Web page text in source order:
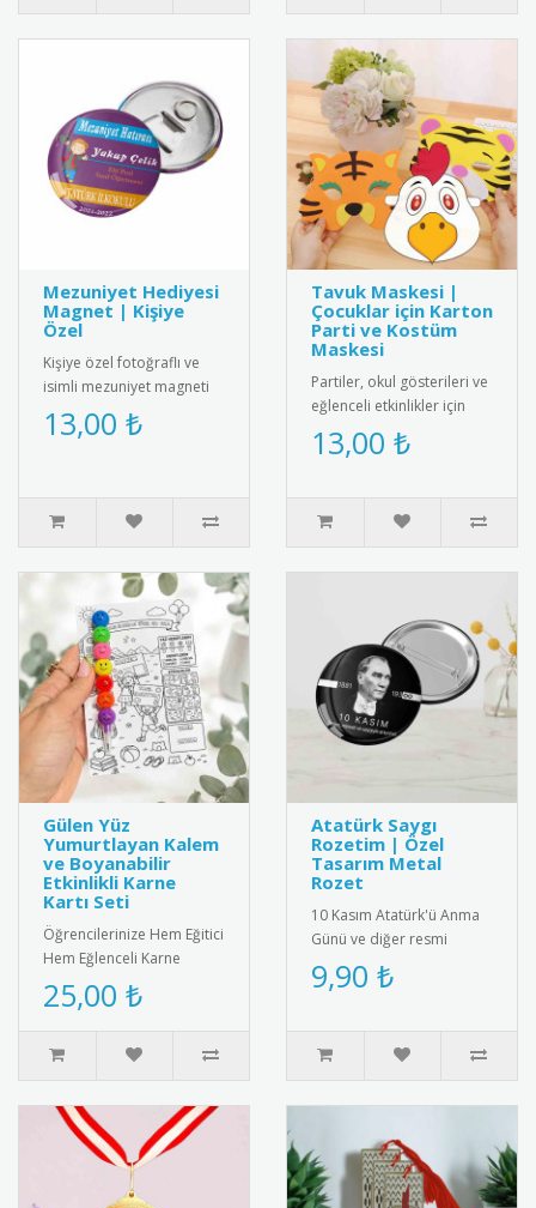
Mezuniyet Hediyesi
Magnet | Kişiye
Özel
Kişiye özel fotoğraflı ve
isimli mezuniyet magneti
ile mezuniyet anını anlamlı
bir hediyeyle ölümsüz..
13,00 ₺
Tavuk Maskesi |
Çocuklar için Karton
Parti ve Kostüm
Maskesi
Partiler, okul gösterileri ve
eğlenceli etkinlikler için
tasarlanmış sevimli tavuk
maskesi! Çocuklar..
13,00 ₺
Gülen Yüz
Yumurtlayan Kalem
ve Boyanabilir
Etkinlikli Karne
Kartı Seti
Öğrencilerinize Hem Eğitici
Hem Eğlenceli Karne
Hediyesi: Gülen Yüz
Yumurtlayan Kalem ve
İnteraktif ..
25,00 ₺
Atatürk Saygı
Rozetim | Özel
Tasarım Metal
Rozet
10 Kasım Atatürk'ü Anma
Günü ve diğer resmi
törenler için özel olarak
tasarlanmış metal saygı
9,90 ₺